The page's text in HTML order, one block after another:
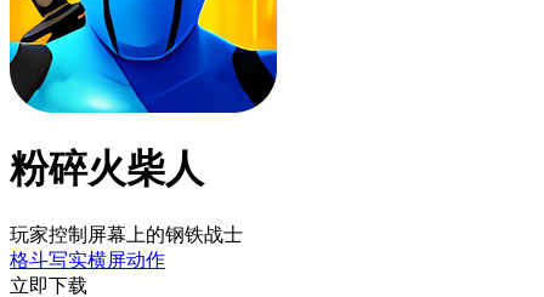
粉碎火柴人
玩家控制屏幕上的钢铁战士
格斗写实横屏动作
立即下载